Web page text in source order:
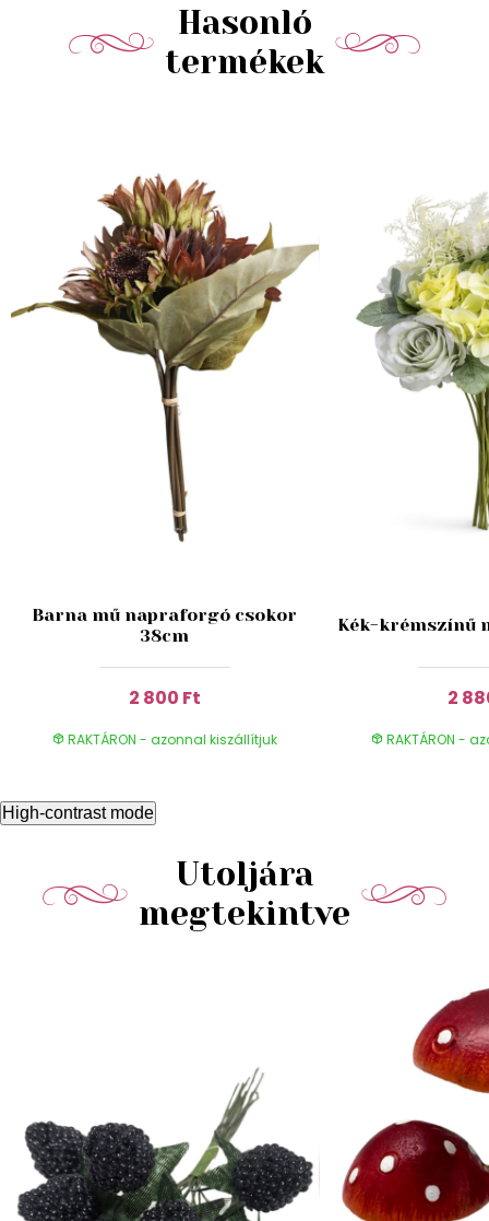
Hasonló
termékek
Barna mű napraforgó csokor
38cm
2 800 Ft
RAKTÁRON - azonnal kiszállítjuk
Kék-krémszínű
2
RAKTÁRON -
High-contrast mode
Utoljára
megtekintve